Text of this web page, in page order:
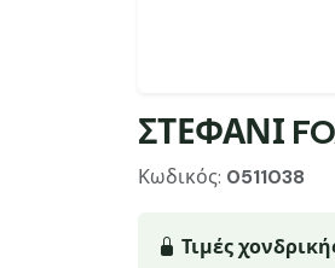
ΣΤΕΦΑΝΙ
Κωδικός: 0511038
Τιμές